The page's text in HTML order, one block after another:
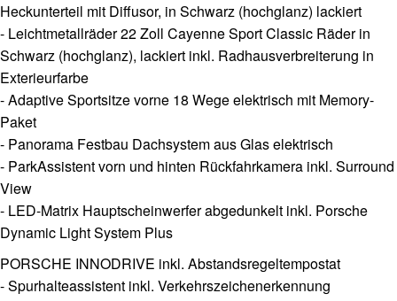
Heckunterteil mit Diffusor, in Schwarz (hochglanz) lackiert
- Leichtmetallräder 22 Zoll Cayenne Sport Classic Räder in
Schwarz (hochglanz), lackiert inkl. Radhausverbreiterung in
Exterieurfarbe
- Adaptive Sportsitze vorne 18 Wege elektrisch mit Memory-
Paket
- Panorama Festbau Dachsystem aus Glas elektrisch
- ParkAssistent vorn und hinten Rückfahrkamera inkl. Surround
View
- LED-Matrix Hauptscheinwerfer abgedunkelt inkl. Porsche
Dynamic Light System Plus
PORSCHE INNODRIVE inkl. Abstandsregeltempostat
- Spurhalteassistent inkl. Verkehrszeichenerkennung